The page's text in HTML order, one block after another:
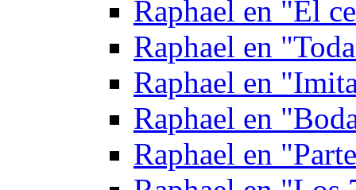
Raphael en "El
Raphael en
Raphael en
Raphael en
Raphael en